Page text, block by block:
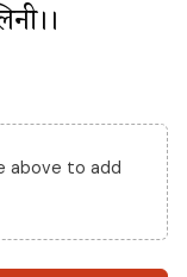
above to add